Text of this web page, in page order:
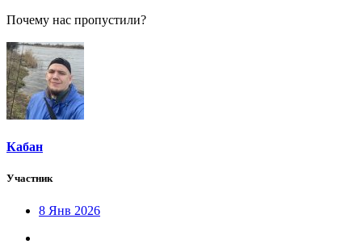
Почему нас пропустили?
Кабан
Участник
8 Янв 2026